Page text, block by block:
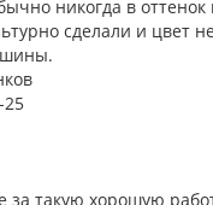
никогда в
сделали и цвет
25
за такую хорошую